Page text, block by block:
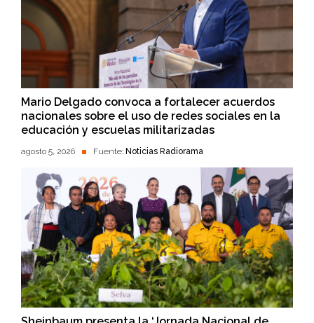
Mario Delgado convoca a fortalecer acuerdos
nacionales sobre el uso de redes sociales en la
educación y escuelas militarizadas
agosto 5, 2026 Fuente: Noticias Radiorama